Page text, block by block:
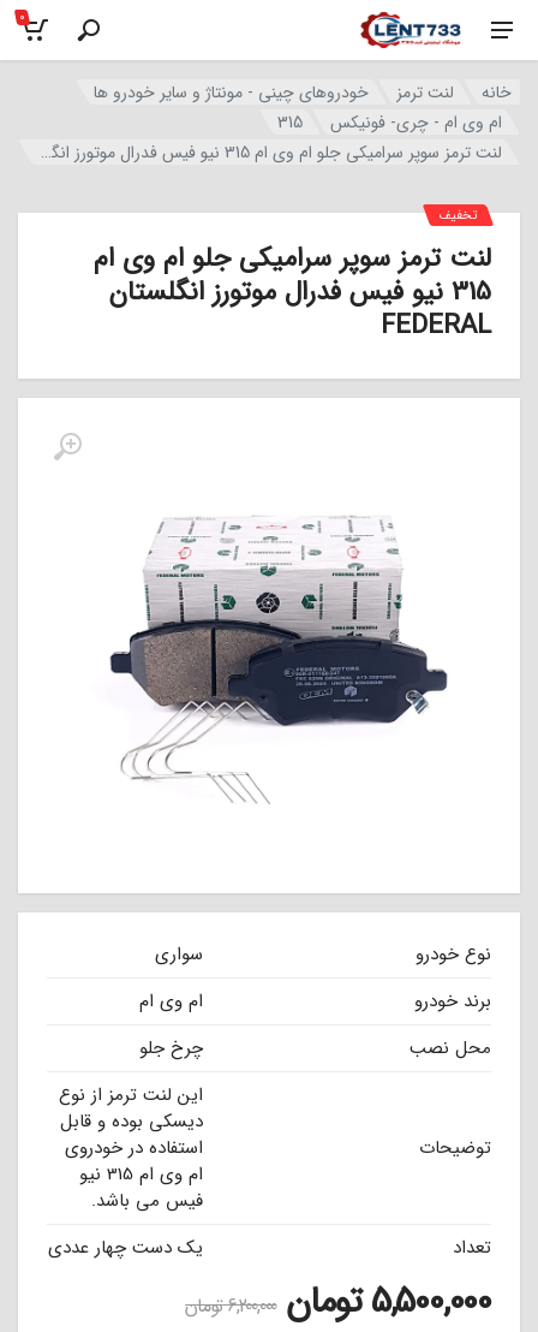
0
خانه لنت ترمز
خودروهای چینی - مونتاژ و سایر خودرو ها
ام وی ام - چری- فونیکس
315
لنت ترمز سوپر سرامیکی جلو ام وی ام 315 نیو فیس فدرال موتورز انگلستان FEDERAL
لنت ترمز سوپر سرامیکی جلو ام وی ام
315 نیو فیس فدرال موتورز انگلستان
FEDERAL
نوع خودرو
سواری
برند خودرو
ام وی ام
محل نصب
چرخ جلو
توضیحات
این لنت ترمز از نوع
دیسکی بوده و قابل
استفاده در خودروی
ام وی ام 315 نیو
فیس می باشد.
تعداد
یک دست چهار عددی
تخفیف
5,500,000تومان 6,200,000تومان